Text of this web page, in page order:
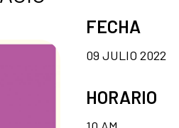
FECHA
09 JULIO 2022
HORARIO